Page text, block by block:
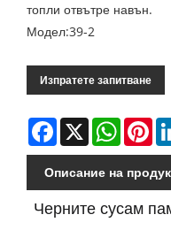
топли отвътре навън.
Модел:39-2
Изпратете запитване
Facebook
X
Описание на
Черните сусам